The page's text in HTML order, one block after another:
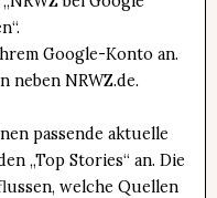
Google-Konto an.
neben NRWZ.de.
passende aktuelle
„Top Stories“ an. Die
welche Quellen